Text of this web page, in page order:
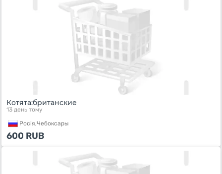
Котята:британские
13 день тому
Росiя,Чебоксары
600 RUB